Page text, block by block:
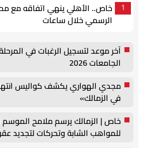
1
خاص.. الأهلي ينهي اتفاقه مع
الرسمي خلال ساعات
آخر موعد لتسجيل الرغبات في
الجامعات 2026
مجدي الهواري يكشف كواليس
في الزمالك»
خاص | الزمالك يرسم ملامح الموسم
للمواهب الشابة وتحركات لتجديد